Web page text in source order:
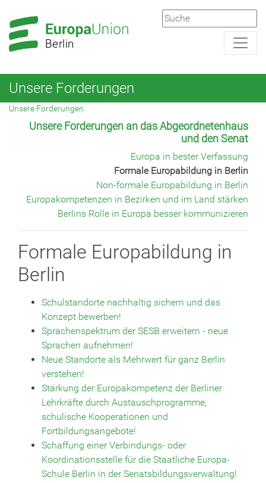
Hauptnavigation
Hauptbereich
Berlin
Unsere Forderungen
Unsere Forderungen
Unsere Forderungen an das Abgeordnetenhaus
und den Senat
Europa in bester Verfassung
Formale Europabildung in Berlin
Non-formale Europabildung in Berlin
Europakompetenzen in Bezirken und im Land stärken
Berlins Rolle in Europa besser kommunizieren
Formale Europabildung in
Berlin
Schulstandorte nachhaltig sichern und das
Konzept bewerben!
Sprachenspektrum der SESB erweitern - neue
Sprachen aufnehmen!
Neue Standorte als Mehrwert für ganz Berlin
verstehen!
Stärkung der Europakompetenz der Berliner
Lehrkräfte durch Austauschprogramme,
schulische Kooperationen und
Fortbildungsangebote!
Schaffung einer Verbindungs- oder
Koordinationsstelle für die Staatliche Europa-
Schule Berlin in der Senatsbildungsverwaltung!